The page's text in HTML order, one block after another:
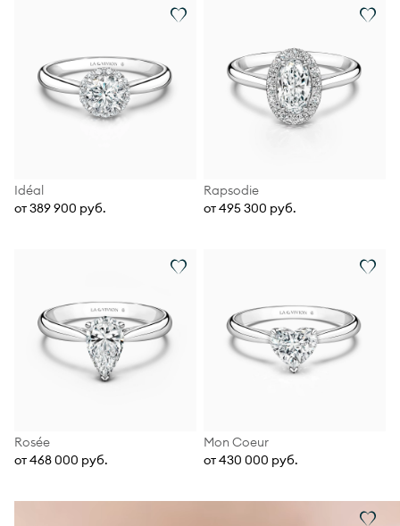
Idéal
от 389 900 руб.
Rapsodie
от 495 300 руб.
Rosée
от 468 000 руб.
Mon Coeur
от 430 000 руб.